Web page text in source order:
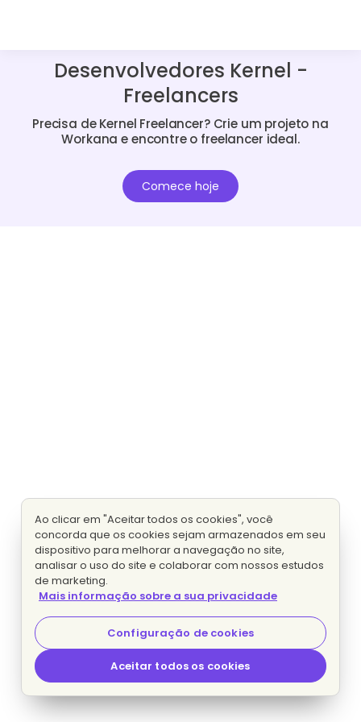
Desenvolvedores Kernel -
Freelancers
Precisa de Kernel Freelancer? Crie um projeto na
Workana e encontre o freelancer ideal.
Comece hoje
Ao clicar em "Aceitar todos os cookies", você
concorda que os cookies sejam armazenados em seu
dispositivo para melhorar a navegação no site,
analisar o uso do site e colaborar com nossos estudos
de marketing.
Mais informação sobre a sua privacidade
Configuração de cookies
Aceitar todos os cookies